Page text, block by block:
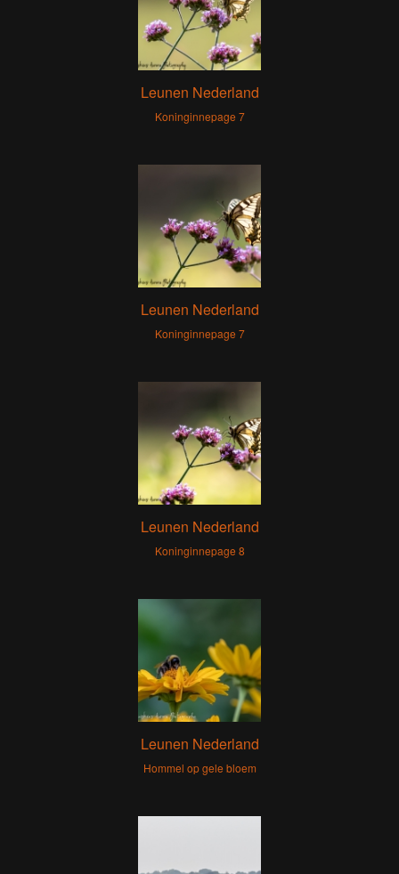
Leunen Nederland
Koninginnepage 7
Leunen Nederland
Koninginnepage 7
Leunen Nederland
Koninginnepage 8
Leunen Nederland
Hommel op gele bloem